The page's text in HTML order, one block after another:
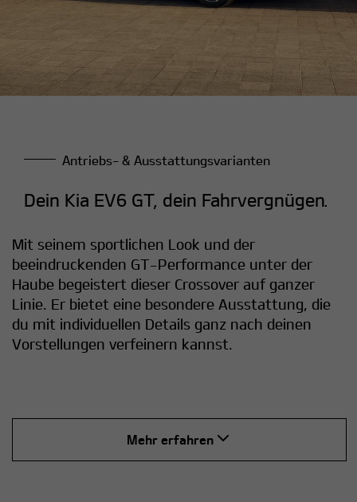
Antriebs- & Ausstattungsvarianten
Dein Kia EV6 GT, dein Fahrvergnügen.
Mit seinem sportlichen Look und der
beeindruckenden GT-Performance unter der
Haube begeistert dieser Crossover auf ganzer
Linie. Er bietet eine besondere Ausstattung, die
du mit individuellen Details ganz nach deinen
Vorstellungen verfeinern kannst.
Mehr erfahren